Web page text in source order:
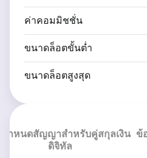
ค่าคอมมิชชั่น
ขนาดล็อตขั้นต่ำ
ขนาดล็อตสูงสุด
ำหนดสัญญาสำหรับคู่สกุลเงิน
ดิจิทัล
ข้